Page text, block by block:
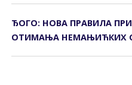
ЂОГО: НОВА ПРАВИЛА
ОТИМАЊА НЕМАЊИЋКИХ